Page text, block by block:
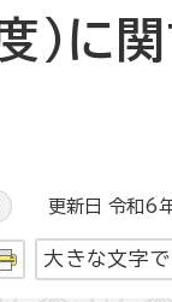
）に
更新日 令和6
大きな文字